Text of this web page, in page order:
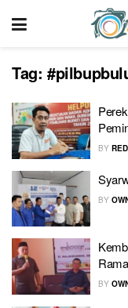
Tag:
BY
BY
BY